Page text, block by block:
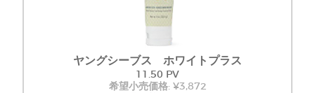
ヤングシーブス ホワイトプラス
11.50 PV
希望小売価格: ¥3,872